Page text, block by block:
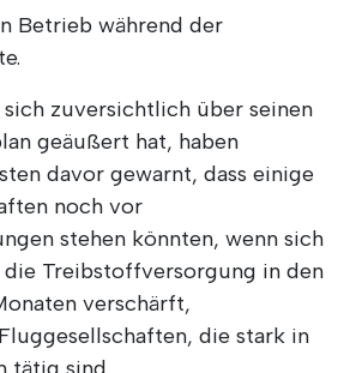
Betrieb während der
zuversichtlich über seinen
geäußert hat, haben
davor gewarnt, dass einige
noch vor
stehen könnten, wenn sich
Treibstoffversorgung in den
verschärft,
die stark in